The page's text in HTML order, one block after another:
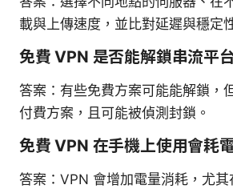
載與上傳速度，並比對延遲與穩定
免費 VPN 是否能解鎖串流平
答案：有些免費方案可能能解鎖，
付費方案，且可能被偵測封鎖。
免費 VPN 在手機上使用會耗
答案：VPN 會增加電量消耗，尤其